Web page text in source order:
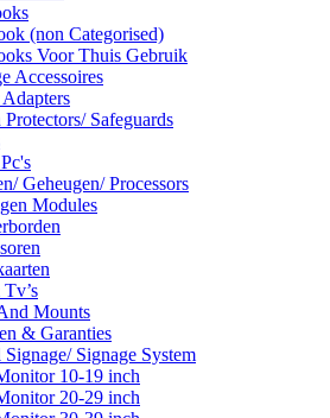
(non Categorised)
Voor Thuis Gebruik
Accessoires
Protectors/ Safeguards
Geheugen/ Processors
Modules
Mounts
& Garanties
Signage System
10-19 inch
20-29 inch